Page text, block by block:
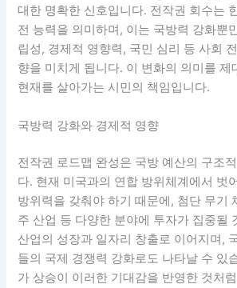
대한 명확한 신호입니다. 전작권 회수는
전 능력을 의미하며, 이는 국방력 강화뿐
립성, 경제적 영향력, 국민 심리 등 사회
향을 미치게 됩니다. 이 변화의 의미를 제
현재를 살아가는 시민의 책임입니다.
국방력 강화와 경제적 영향
전작권 로드맵 완성은 국방 예산의 구조
다. 현재 미국과의 연합 방위체계에서 벗
방위력을 갖춰야 하기 때문에, 첨단 무기
주 산업 등 다양한 분야에 투자가 집중될
산업의 성장과 일자리 창출로 이어지며,
들의 국제 경쟁력 강화로도 나타날 수 있
가 상승이 이러한 기대감을 반영한 것처